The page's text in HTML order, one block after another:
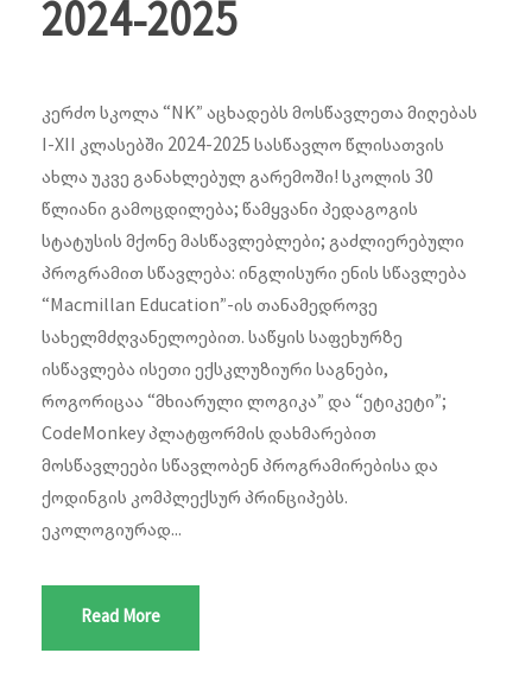
2024-2025
კერძო სკოლა “NK” აცხადებს მოსწავლეთა მიღებას
I-XII კლასებში 2024-2025 სასწავლო წლისათვის
ახლა უკვე განახლებულ გარემოში! სკოლის 30
წლიანი გამოცდილება; წამყვანი პედაგოგის
სტატუსის მქონე მასწავლებლები; გაძლიერებული
პროგრამით სწავლება: ინგლისური ენის სწავლება
“Macmillan Education”-ის თანამედროვე
სახელმძღვანელოებით. საწყის საფეხურზე
ისწავლება ისეთი ექსკლუზიური საგნები,
როგორიცაა “მხიარული ლოგიკა” და “ეტიკეტი”;
CodeMonkey პლატფორმის დახმარებით
მოსწავლეები სწავლობენ პროგრამირებისა და
ქოდინგის კომპლექსურ პრინციპებს.
ეკოლოგიურად...
Read More